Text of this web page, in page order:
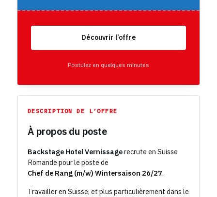
Découvrir l’offre
Postulez en quelques minutes
DESCRIPTION DE L’OFFRE
À propos du poste
Backstage Hotel Vernissagerecrute en Suisse
Romande pour le poste de
Chef de Rang (m/w) Wintersaison 26/27.
Travailler en Suisse, et plus particulièrement dans le